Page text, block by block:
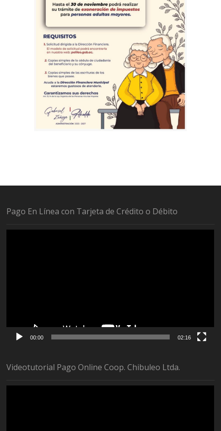
Pago En Línea con Tarjeta de Crédito o Débito
00:00 02:16
Videotutorial Pago Online Coop. Chibuleo Ltda.